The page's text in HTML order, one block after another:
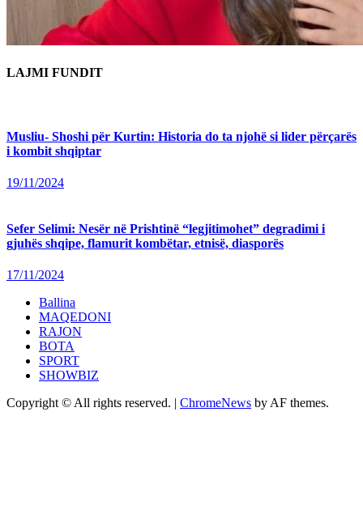
LAJMI FUNDIT
Musliu- Shoshi për Kurtin: Historia do ta njohë si lider përçarës
i kombit shqiptar
19/11/2024
Sefer Selimi: Nesër në Prishtinë “legjitimohet” degradimi i
gjuhës shqipe, flamurit kombëtar, etnisë, diasporës
17/11/2024
Ballina
MAQEDONI
RAJON
BOTA
SPORT
SHOWBIZ
Copyright © All rights reserved.
ChromeNews by AF themes.